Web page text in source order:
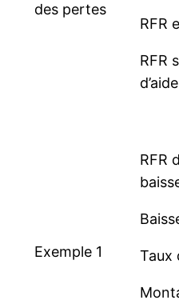
des pertes
RFR
RFR
d’aide
Exemple 1
RFR
Taux